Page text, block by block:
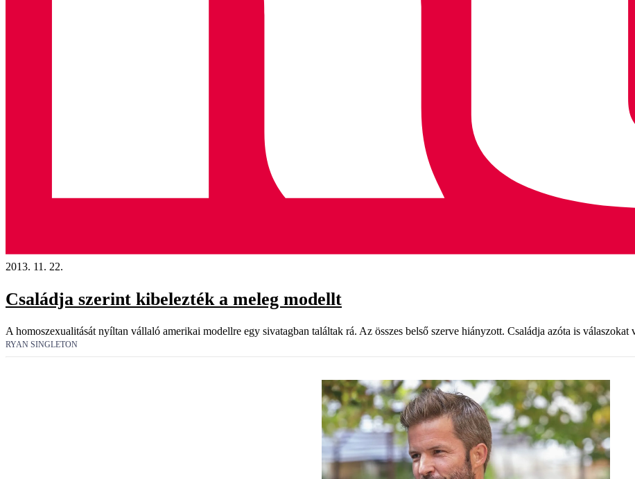
2013. 11. 22.
Családja szerint kibelezték a meleg modellt
A homoszexualitását nyíltan vállaló amerikai modellre egy sivatagban találtak rá. Az összes belső szerve hiányzott. Családja azóta is válaszokat
RYAN SINGLETON